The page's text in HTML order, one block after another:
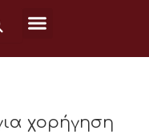
χορήγηση